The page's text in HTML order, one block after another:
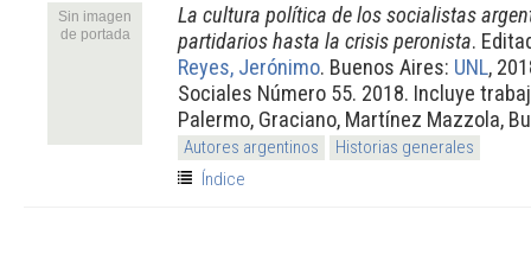
Sin imagen
de portada
La cultura política de los socialistas
partidarios hasta la crisis peronista.
Reyes, Jerónimo. Buenos Aires: UNL,
Sociales Número 55. 2018. Incluye
Palermo, Graciano, Martínez Mazzola,
Autores argentinos
Historias generales
Índice